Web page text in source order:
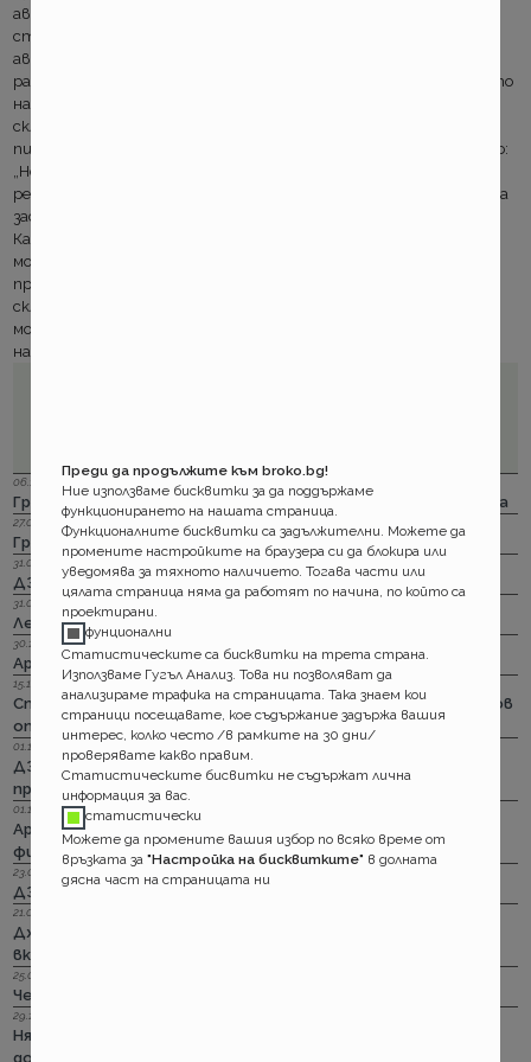
автомобил. Ние ще ви напомним когато тя наближи. Ако вече
сте наш клиент, данните на застрахованите с BROKO
автомобили можете да допълните с други важни дати,
различни от тези, които сте ни предоставили за сключването
на Вашата полица Ние ценим Вашето време отделено за
сключване на една застраховка!Ето защо няма повторно да
питаме за информация, които вече сте ни предоставили. Ново:
„Не питай!” Е новото допълнително удобство, ако вече сте
регистрирали ваше преводно средство, подновявате вашата
застраховка или сключвате полица на втори ваш автомобил.
Как работи? Всички данни за определено превозно средство
можете да ползвате автоматично по всяко време за да
проверите актуалната цена на Вашата застраховка. А ако
сключвате полица за втора Ваша кола, информацията за Вас
може също да бъде попълнена автоматично. ПоздравиЕкипът
на BROKO
06.12.2023 г.
Групама: Ски и сноуборд безплатно при пътуване в чужбина
27.04.2023 г.
Групама: За каското
31.03.2023 г.
ДЗИ: Отличници в ликвидацията по каско
31.03.2023 г.
Лев Инс: Още месец на промоция по каско
30.11.2022 г.
Армеец: И асистанс за България по каско
15.11.2022 г.
Стикерът по гражданска отговорност с впечатляващ нов
опит да влезе в историята
01.11.2022 г.
ДЗИ: Стрийминг застраховката за злополука на промоция
през ноември
01.11.2022 г.
Армеец: Имуществото на лимит на промоция. Това за
фирмите също
23.09.2022 г.
ДЗИ: Ами няма такова каско!
21.09.2022 г.
Дженерали: Критични болести по злополука и заболяване,
включително и при задължителната трудова.
25.08.2022 г.
Черно бялото ще е новото зелено и у нас. Дали?
29.12.2018 г.
Няма да работим на 31-ви. Весело посрещане на една по -
добра година.
Преди да продължите към broko.bg!
Ние използваме бисквитки за да поддържаме
функционирането на нашата страница.
Функционалните бисквитки са задължителни. Можете да
промените настройките на браузера си да блокира или
уведомява за тяхното наличието. Тогава части или
цялата страница няма да работят по начина, по който са
проектирани.
фунционални
Статистическите са бисквитки на трета страна.
Използваме Гугъл Анализ. Това ни позволяват да
анализираме трафика на страницата. Така знаем кои
страници посещавате, кое съдържание задържа вашия
интерес, колко често /в рамките на 30 дни/
проверявате какво правим.
Статистическите бисвитки не съдържат лична
информация за вас.
статистически
Можете да промените вашия избор по всяко време от
връзката за "Настройка на бисквитките" в долната
дясна част на страницата ни